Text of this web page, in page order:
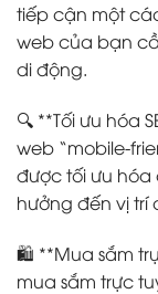
tiếp cận một
web của bạn
di động.
🔍 **Tối ưu hóa
web “mobile-
được tối ưu hóa
hưởng đến vị trí
🛍️ **Mua sắm
mua sắm trực